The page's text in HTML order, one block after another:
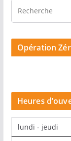
Opération
Heures
lundi - jeudi